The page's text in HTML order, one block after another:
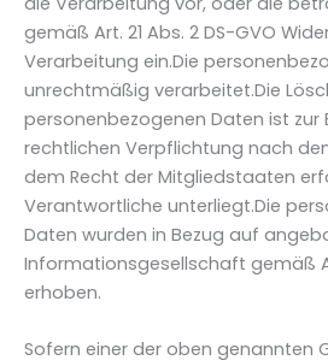
gemäß Art. 21 Abs. 2 DS-GVO
Verarbeitung ein.Die
unrechtmäßig verarbeitet.Die
personenbezogenen Daten ist zur
rechtlichen Verpflichtung nach
dem Recht der Mitgliedstaaten
Verantwortliche unterliegt.Die
Daten wurden in Bezug auf
Informationsgesellschaft gemäß
erhoben.
Sofern einer der oben genannten